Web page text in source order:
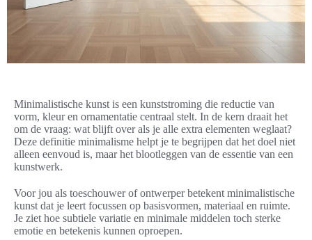
Minimalistische kunst is een kunststroming die reductie van
vorm, kleur en ornamentatie centraal stelt. In de kern draait het
om de vraag: wat blijft over als je alle extra elementen weglaat?
Deze definitie minimalisme helpt je te begrijpen dat het doel niet
alleen eenvoud is, maar het blootleggen van de essentie van een
kunstwerk.
Voor jou als toeschouwer of ontwerper betekent minimalistische
kunst dat je leert focussen op basisvormen, materiaal en ruimte.
Je ziet hoe subtiele variatie en minimale middelen toch sterke
emotie en betekenis kunnen oproepen.